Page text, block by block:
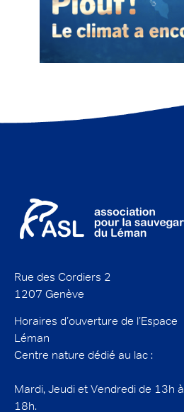
Rue des Cordiers 2
1207 Genève
Horaires d’ouverture de l’Espace
Léman
Centre nature dédié au lac :
Mardi, Jeudi et Vendredi de 13h à
18h.